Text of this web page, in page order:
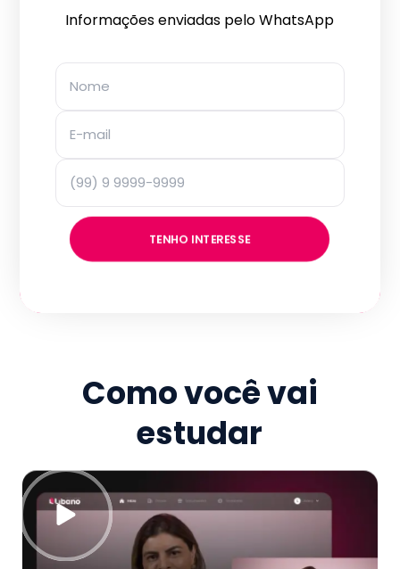
Informações enviadas pelo WhatsApp
TENHO INTERESSE
Como você vai
estudar